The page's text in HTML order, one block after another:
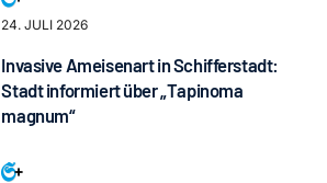
24. JULI 2026
Invasive Ameisenart in Schifferstadt:
Stadt informiert über „Tapinoma
magnum“